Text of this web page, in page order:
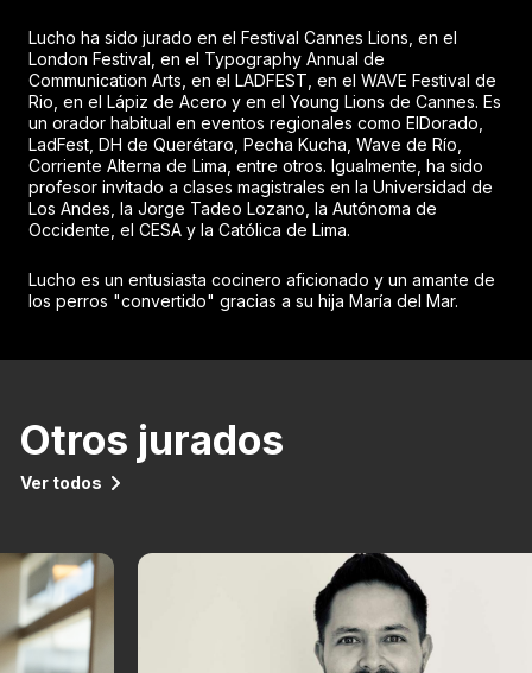
Lucho ha sido jurado en el Festival Cannes Lions, en el
London Festival, en el Typography Annual de
Communication Arts, en el LADFEST, en el WAVE Festival de
Rio, en el Lápiz de Acero y en el Young Lions de Cannes. Es
un orador habitual en eventos regionales como ElDorado,
LadFest, DH de Querétaro, Pecha Kucha, Wave de Río,
Corriente Alterna de Lima, entre otros. Igualmente, ha sido
profesor invitado a clases magistrales en la Universidad de
Los Andes, la Jorge Tadeo Lozano, la Autónoma de
Occidente, el CESA y la Católica de Lima.
Lucho es un entusiasta cocinero aficionado y un amante de
los perros "convertido" gracias a su hija María del Mar.
Otros jurados
Ver todos